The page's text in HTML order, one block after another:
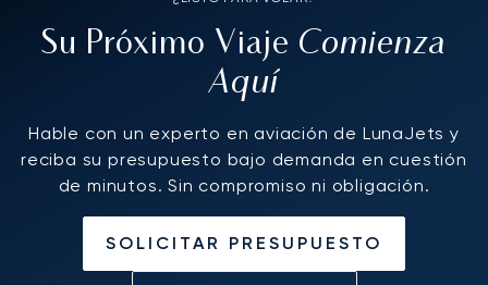
Su Próximo Viaje Comienza
Aquí
Hable con un experto en aviación de LunaJets y
reciba su presupuesto bajo demanda en cuestión
de minutos. Sin compromiso ni obligación.
SOLICITAR PRESUPUESTO